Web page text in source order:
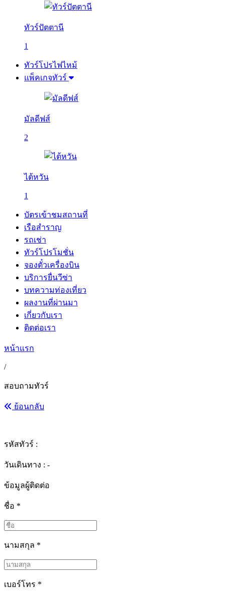
ทัวร์ปัตตานี
1
ทัวร์โปรไฟไหม้
แพ็คเกจทัวร์
มัลดีฟส์
2
ไต้หวัน
1
บัตรเข้าชมสถานที่
เรือสำราญ
รถเช่า
ทัวร์โปรโมชั่น
จองตั๋วเครื่องบิน
บริการยื่นวีซ่า
บทความท่องเที่ยว
ผลงานที่ผ่านมา
เกี่ยวกับเรา
ติดต่อเรา
หน้าแรก
/
สอบถามทัวร์
ย้อนกลับ
รหัสทัวร์ :
วันเดินทาง : -
ข้อมูลผู้ติดต่อ
ชื่อ *
นามสกุล *
เบอร์โทร *